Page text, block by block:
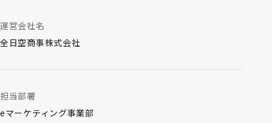
運営会社名
全日空商事株式会社
担当部署
eマーケティング事業部